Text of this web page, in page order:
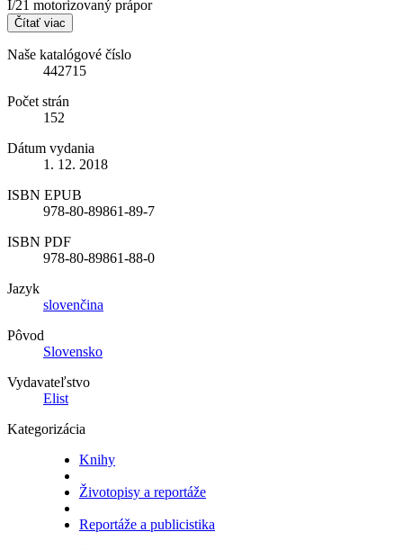
I/21 motorizovaný prápor
Čítať viac
Naše katalógové číslo
442715
Počet strán
152
Dátum vydania
1. 12. 2018
ISBN EPUB
978-80-89861-89-7
ISBN PDF
978-80-89861-88-0
Jazyk
slovenčina
Pôvod
Slovensko
Vydavateľstvo
Elist
Kategorizácia
Knihy
Životopisy a reportáže
Reportáže a publicistika